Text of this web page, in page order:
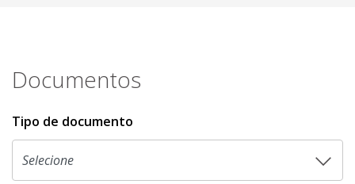
Documentos
Tipo de documento